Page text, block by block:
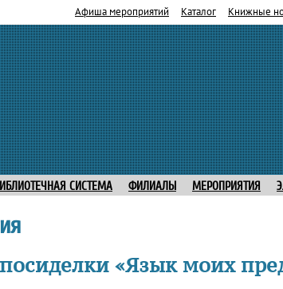
Афиша мероприятий Каталог Книжные
СИСТЕМА ФИЛИАЛЫ МЕРОПРИЯТИЯ
«Язык моих